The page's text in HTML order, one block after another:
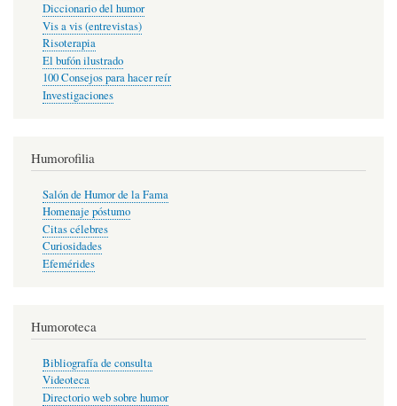
Diccionario del humor
Vis a vis (entrevistas)
Risoterapia
El bufón ilustrado
100 Consejos para hacer reír
Investigaciones
Humorofilia
Salón de Humor de la Fama
Homenaje póstumo
Citas célebres
Curiosidades
Efemérides
Humoroteca
Bibliografía de consulta
Videoteca
Directorio web sobre humor